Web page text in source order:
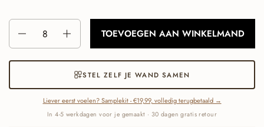
Aantal
TOEVOEGEN AAN WINKELMAND
STEL ZELF JE WAND SAMEN
Liever eerst voelen? Samplekit - €19,99, volledig terugbetaald →
In 4-5 werkdagen voor je gemaakt · 30 dagen gratis retour